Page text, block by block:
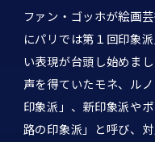
ファン・ゴッホが絵画
にパリでは第１回印象
い表現が台頭し始めま
声を得ていたモネ、ル
印象派」、新印象派や
路の印象派」と呼び、